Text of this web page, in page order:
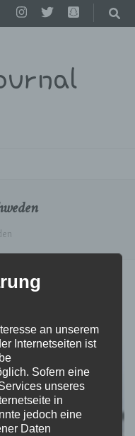
an unserem
Internetseiten ist
Sofern eine
unseres
in
jedoch eine
Daten